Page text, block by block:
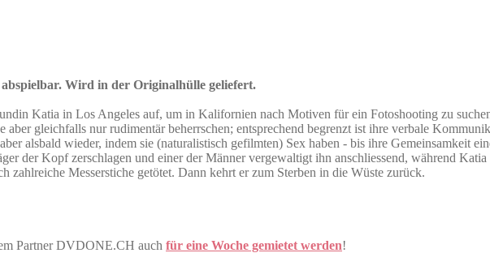
Wird in der Originalhülle geliefert.
Katia in Los Angeles auf, um in Kalifornien nach Motiven für ein Fotoshooting zu
aber gleichfalls nur rudimentär beherrschen; entsprechend begrenzt ist ihre verbale
alsbald wieder, indem sie (naturalistisch gefilmten) Sex haben - bis ihre Gemeinsamkeit
der Kopf zerschlagen und einer der Männer vergewaltigt ihn anschliessend, während
Messerstiche getötet. Dann kehrt er zum Sterben in die Wüste zurück.
Partner DVDONE.CH auch für eine Woche gemietet werden!